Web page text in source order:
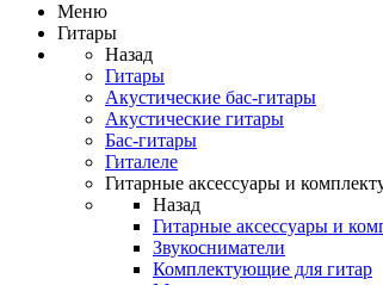
Меню
Гитары
Назад
Гитары
Акустические бас-гитары
Акустические гитары
Бас-гитары
Гиталеле
Гитарные аксессуары и
Назад
Гитарные аксессуары и
Звукосниматели
Комплектующие для гитар